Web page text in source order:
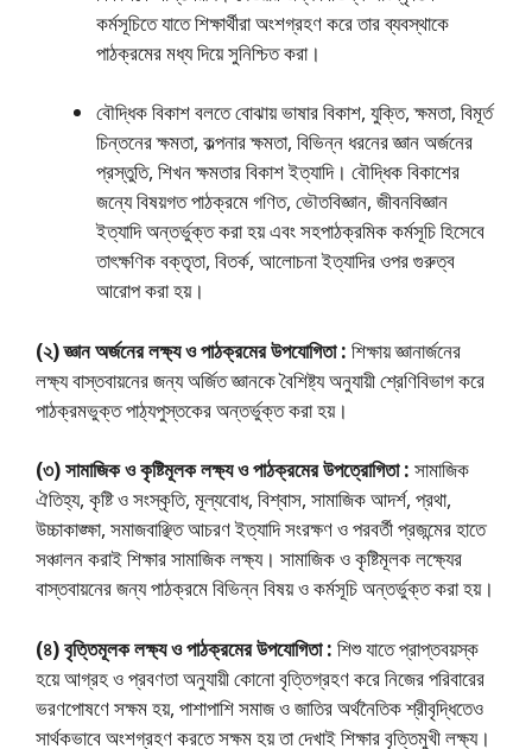
কর্মসূচিতে যাতে শিক্ষার্থীরা অংশগ্রহণ করে তার ব্যবস্থাকে
পাঠক্রমের মধ্য দিয়ে সুনিশ্চিত করা।
বৌদ্ধিক বিকাশ বলতে বােঝায় ভাষার বিকাশ, যুক্তি, ক্ষমতা, বিমূর্ত
চিন্তনের ক্ষমতা, কল্পনার ক্ষমতা, বিভিন্ন ধরনের জ্ঞান অর্জনের
প্রস্তুতি, শিখন ক্ষমতার বিকাশ ইত্যাদি। বৌদ্ধিক বিকাশের
জন্যে বিষয়গত পাঠক্রমে গণিত, ভৌতবিজ্ঞান, জীবনবিজ্ঞান
ইত্যাদি অন্তর্ভুক্ত করা হয় এবং সহপাঠক্রমিক কর্মসূচি হিসেবে
তাৎক্ষণিক বক্তৃতা, বিতর্ক, আলােচনা ইত্যাদির ওপর গুরুত্ব
আরােপ করা হয়।
(২) জ্ঞান অর্জনের লক্ষ্য ও পাঠক্রমের উপযােগিতা : শিক্ষায় জ্ঞানার্জনের
লক্ষ্য বাস্তবায়নের জন্য অর্জিত জ্ঞানকে বৈশিষ্ট্য অনুযায়ী শ্রেণিবিভাগ করে
পাঠক্রমভুক্ত পাঠ্যপুস্তকের অন্তর্ভুক্ত করা হয়।
(৩) সামাজিক ও কৃষ্টিমূলক লক্ষ্য ও পাঠক্রমের উপত্রোগিতা : সামাজিক
ঐতিহ্য, কৃষ্টি ও সংস্কৃতি, মূল্যবােধ, বিশ্বাস, সামাজিক আদর্শ, প্রথা,
উচ্চাকাঙ্ক্ষা, সমাজবাঞ্ছিত আচরণ ইত্যাদি সংরক্ষণ ও পরবর্তী প্রজন্মের হাতে
সঞ্চালন করাই শিক্ষার সামাজিক লক্ষ্য। সামাজিক ও কৃষ্টিমূলক লক্ষ্যের
বাস্তবায়নের জন্য পাঠক্রমে বিভিন্ন বিষয় ও কর্মসূচি অন্তর্ভুক্ত করা হয়।
(৪) বৃত্তিমূলক লক্ষ্য ও পাঠক্রমের উপযোগিতা : শিশু যাতে প্রাপ্তবয়স্ক
হয়ে আগ্রহ ও প্রবণতা অনুযায়ী কোনাে বৃত্তিগ্রহণ করে নিজের পরিবারের
ভরণপােষণে সক্ষম হয়, পাশাপাশি সমাজ ও জাতির অর্থনৈতিক শ্রীবৃদ্ধিতেও
সার্থকভাবে অংশগ্রহণ করতে সক্ষম হয় তা দেখাই শিক্ষার বৃত্তিমুখী লক্ষ্য।